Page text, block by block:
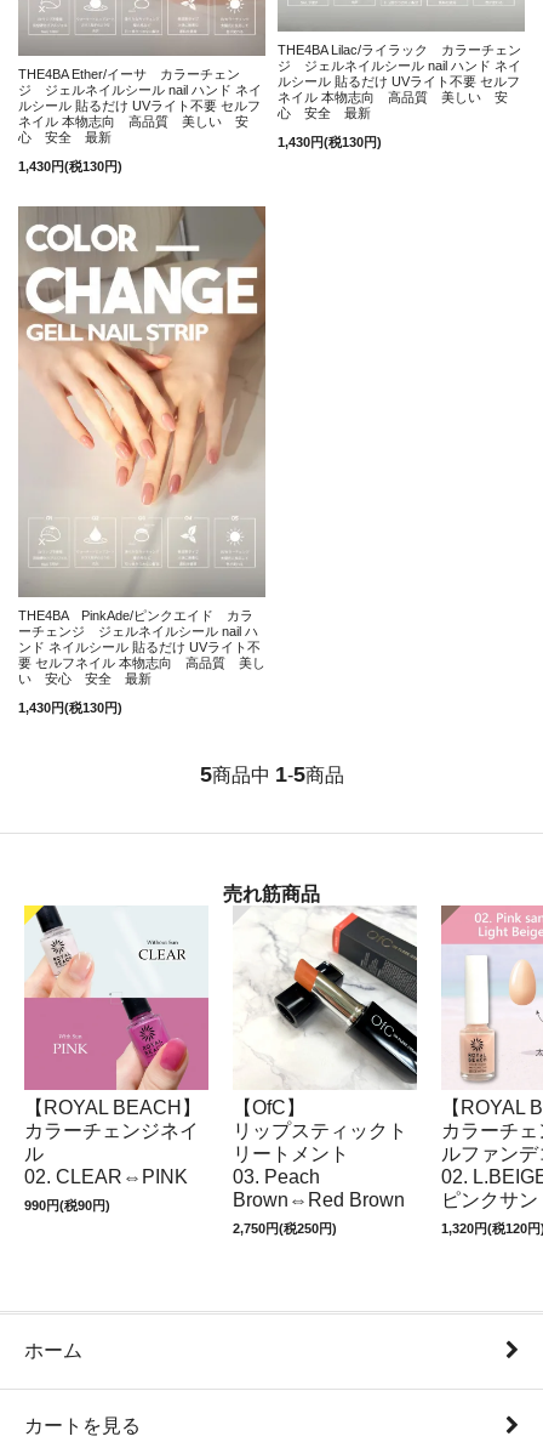
THE4BA Ether/イーサ カラーチェン
ジ ジェルネイルシール nail ハンド ネイ
ルシール 貼るだけ UVライト不要 セルフ
ネイル 本物志向 高品質 美しい 安
心 安全 最新
1,430円(税130円)
THE4BA Lilac/ライラック カラーチェン
ジ ジェルネイルシール nail ハンド ネイ
ルシール 貼るだけ UVライト不要 セルフ
ネイル 本物志向 高品質 美しい 安
心 安全 最新
1,430円(税130円)
THE4BA PinkAde/ピンクエイド カラ
ーチェンジ ジェルネイルシール nail ハ
ンド ネイルシール 貼るだけ UVライト不
要 セルフネイル 本物志向 高品質 美し
い 安心 安全 最新
1,430円(税130円)
5商品中 1-5商品
売れ筋商品
【ROYAL BEACH】
カラーチェンジネイ
ル
02. CLEAR⇔PINK
990円(税90円)
【OfC】
リップスティックト
リートメント
03. Peach
Brown⇔Red Brown
2,750円(税250円)
【ROYAL
カラーチ
ルファン
02.
ピンクサ
1,320円(税120円
ホーム
カートを見る